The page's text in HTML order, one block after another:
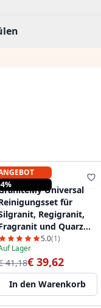
GRANITEMY
Universal
für
Regigranit,
und Quarz
5.0(1)
Lager
41,18€ 39,62
In den Warenkorb